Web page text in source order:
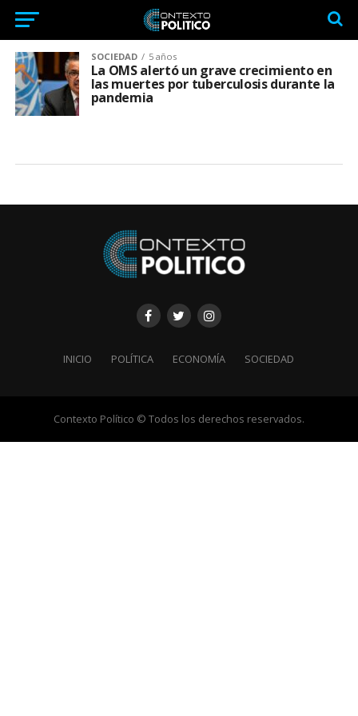
SOCIEDAD 5 años
La OMS alertó un grave crecimiento en
las muertes por tuberculosis durante la
pandemia
INICIO POLÍTICA ECONOMÍA SOCIEDAD
Contexto Político © Todos los derechos reservados.